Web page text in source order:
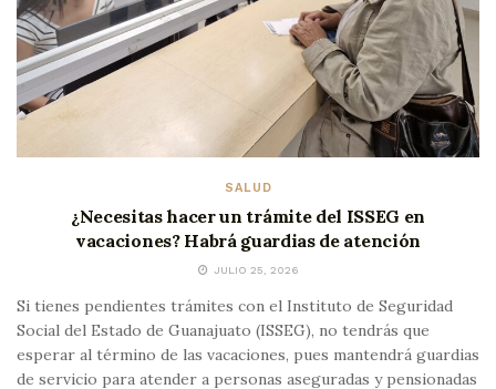
SALUD
¿Necesitas hacer un trámite del ISSEG en
vacaciones? Habrá guardias de atención
JULIO 25, 2026
Si tienes pendientes trámites con el Instituto de Seguridad
Social del Estado de Guanajuato (ISSEG), no tendrás que
esperar al término de las vacaciones, pues mantendrá guardias
de servicio para atender a personas aseguradas y pensionadas